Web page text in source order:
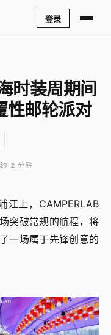
登录
时装周期间
性邮轮派对
约 2 分钟
上，CAMPERLAB
突破常规的航程，将
一场属于先锋创意的